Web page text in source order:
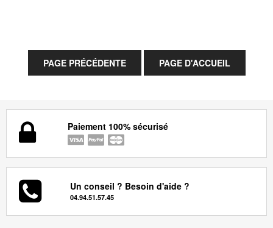
Paiement 100% sécurisé
Un conseil ? Besoin d'aide ?
04.94.51.57.45